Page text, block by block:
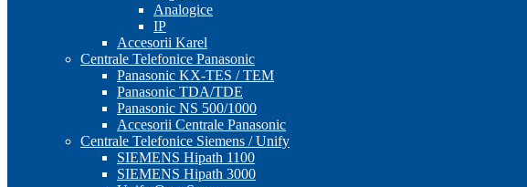
Analogice
IP
Accesorii Karel
Centrale Telefonice Panasonic
Panasonic KX-TES / TEM
Panasonic TDA/TDE
Panasonic NS 500/1000
Accesorii Centrale Panasonic
Centrale Telefonice Siemens / Unify
SIEMENS Hipath 1100
SIEMENS Hipath 3000